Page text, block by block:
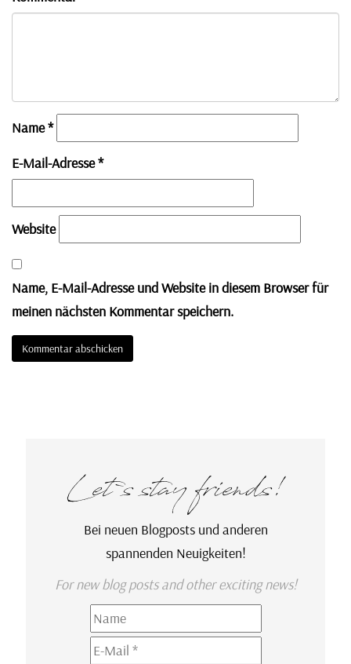
Name*
E-Mail-Adresse*
Website
Name, E-Mail-Adresse und Website in diesem Browser für
meinen nächsten Kommentar speichern.
Let`s stay friends!
Bei neuen Blogposts und anderen
spannenden Neuigkeiten!
For new blog posts and other exciting news!